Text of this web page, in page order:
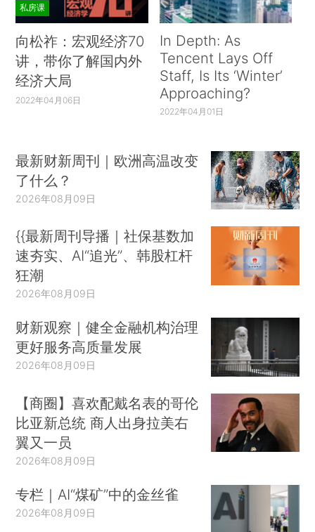
私房课
向松祚：宏观经济70
讲，带你了解国内外
经济大局
2022年04月06日
In Depth: As
Tencent Lays Off
Staff, Is Its ‘Winter’
Approaching?
2022年04月01日
最新财新周刊｜欧洲高温改变
了什么？
2026年08月09日
{{最新周刊导播｜社保基数加
速夯实、AI“追光”、韩股杠杆
狂潮
2026年08月09日
财新观察｜健全金融机构治理
更好服务高质量发展
2026年08月09日
【商圈】喜欢配戴名表的哥伦
比亚新总统 商人出身拉美右
翼又一员
2026年08月09日
专栏｜AI“煤矿”中的金丝雀
2026年08月09日